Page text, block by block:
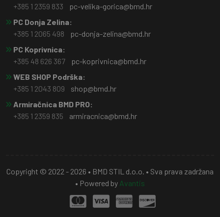
+385 1 2359 833
pc-velika-gorica@bmd.hr
PC Donja Zelina:
+385 1 2065 498
pc-donja-zelina@bmd.hr
PC Koprivnica:
+385 48 626 367
pc-koprivnica@bmd.hr
WEB SHOP Podrška:
+385 1 2043 809
shop@bmd.hr
Armiračnica BMD PRO:
+385 1 2359 835
armiracnica@bmd.hr
Copyright © 2022 - 2026 • BMD STIL d.o.o. • Sva prava zadržana
• Powered by Avantis